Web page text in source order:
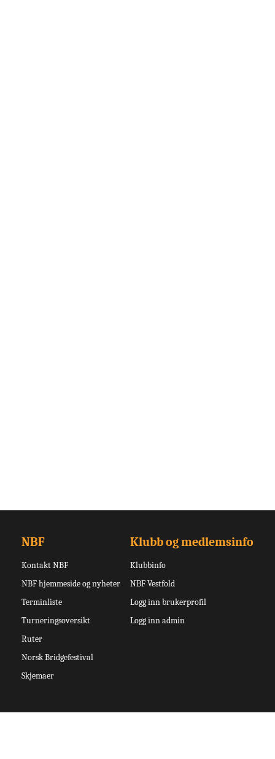
NBF
Kontakt NBF
NBF hjemmeside og nyheter
Terminliste
Turneringsoversikt
Ruter
Norsk Bridgefestival
Skjemaer
Klubb og medlemsinfo
Klubbinfo
NBF Vestfold
Logg inn brukerprofil
Logg inn admin